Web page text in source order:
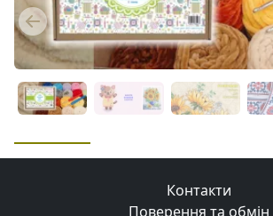
Previous
Контакти
Поверення та обмін